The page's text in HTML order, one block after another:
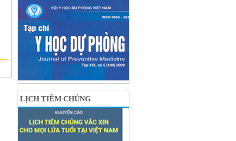
LỊCH TIÊM CHỦNG